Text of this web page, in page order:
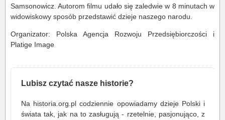
Samsonowicz. Autorom filmu udało się zaledwie w 8 minutach w
widowiskowy sposób przedstawić dzieje naszego narodu.
Organizator: Polska Agencja Rozwoju Przedsiębiorczości i
Platige Image
Lubisz czytać nasze historie?
Na historia.org.pl codziennie opowiadamy dzieje Polski i
świata tak, jak na to zasługują - rzetelnie, pasjonująco, z